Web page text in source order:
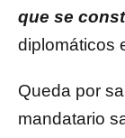
que se
diplomáticos
Queda por
mandatario